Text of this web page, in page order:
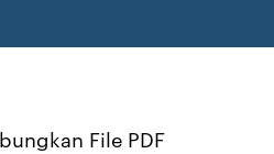
File PDF